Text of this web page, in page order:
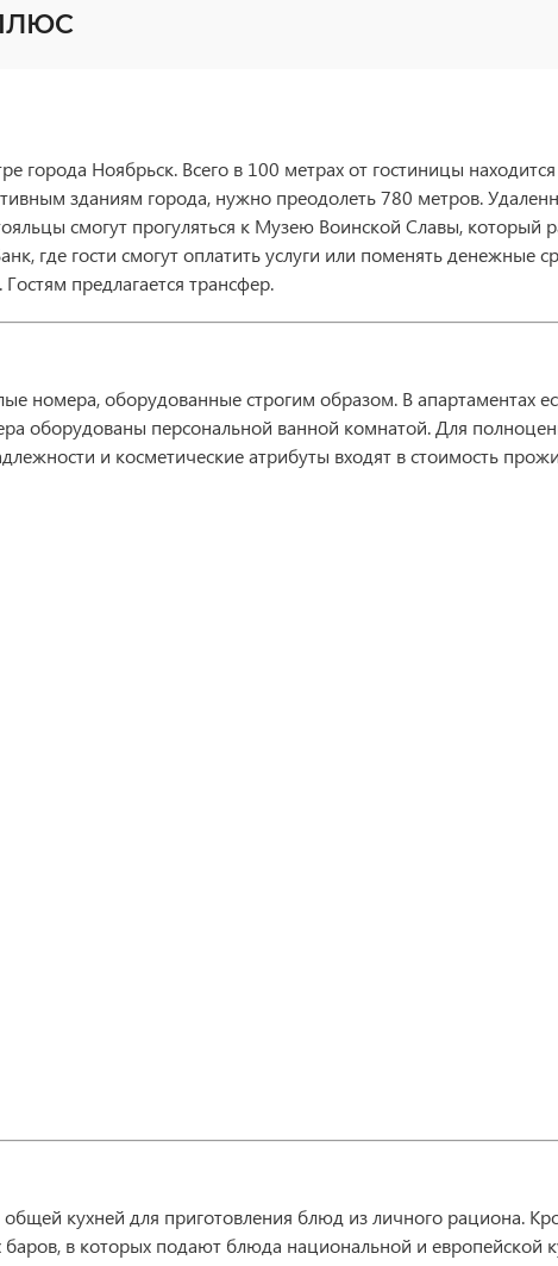
Ноябрьск. Всего в 100 метрах от гостиницы
зданиям города, нужно преодолеть 780 метров.
смогут прогуляться к Музею Воинской Славы, который
где гости смогут оплатить услуги или поменять денежные
предлагается трансфер.
номера, оборудованные строгим образом. В апартаментах
оборудованы персональной ванной комнатой. Для
и косметические атрибуты входят в стоимость
кухней для приготовления блюд из личного рациона.
в которых подают блюда национальной и европейской